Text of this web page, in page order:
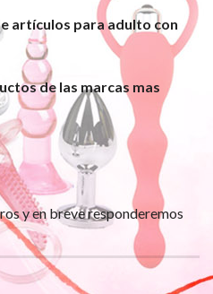
artículos para adulto con
de las marcas mas
y en breve responderemos